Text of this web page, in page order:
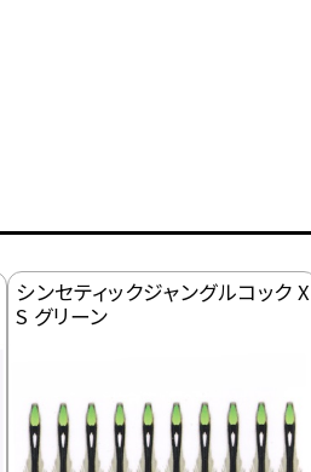
シンセティックジャングルコック X
S グリーン